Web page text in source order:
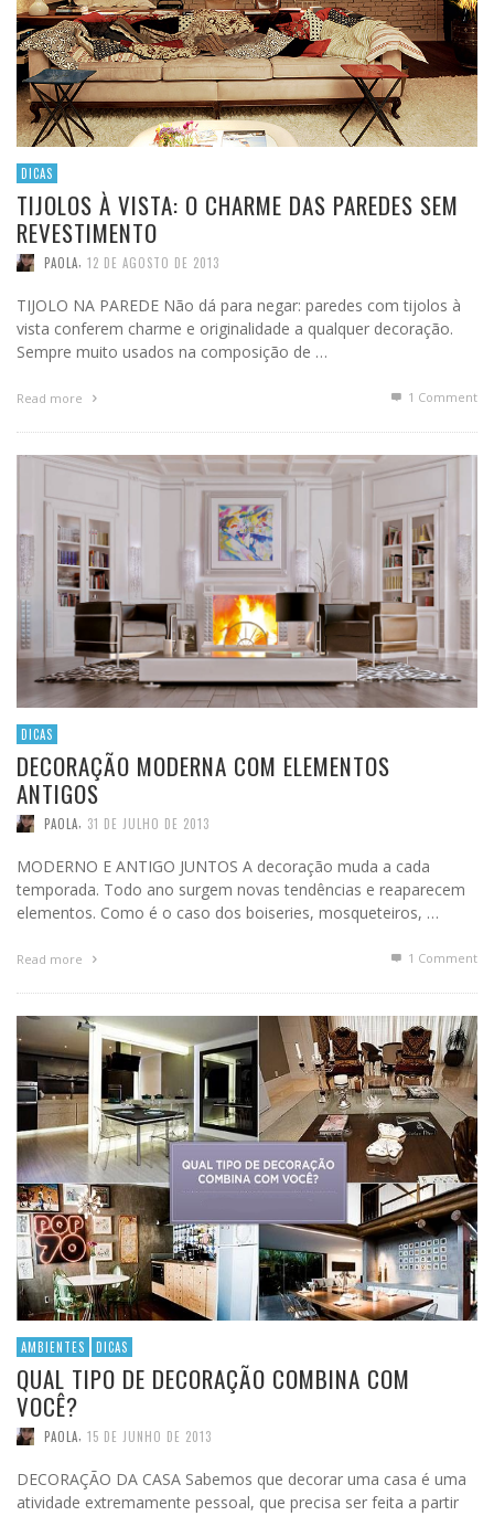
DICAS
TIJOLOS À VISTA: O CHARME DAS PAREDES SEM
REVESTIMENTO
PAOLA 12 DE AGOSTO DE 2013
TIJOLO NA PAREDE Não dá para negar: paredes com tijolos à
vista conferem charme e originalidade a qualquer decoração.
Sempre muito usados na composição de …
Read more 1 Comment
DICAS
DECORAÇÃO MODERNA COM ELEMENTOS
ANTIGOS
PAOLA, 31 DE JULHO DE 2013
MODERNO E ANTIGO JUNTOS A decoração muda a cada
temporada. Todo ano surgem novas tendências e reaparecem
elementos. Como é o caso dos boiseries, mosqueteiros, …
Read more 1 Comment
AMBIENTES DICAS
QUAL TIPO DE DECORAÇÃO COMBINA COM
VOCÊ?
PAOLA, 15 DE JUNHO DE 2013
DECORAÇÃO DA CASA Sabemos que decorar uma casa é uma
atividade extremamente pessoal, que precisa ser feita a partir